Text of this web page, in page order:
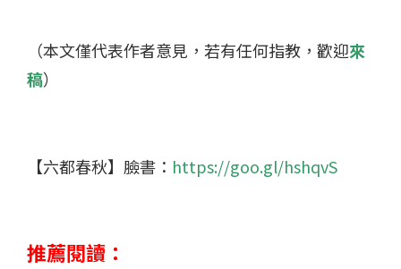
（本文僅代表作者意見，若有任何指教，歡迎來
稿）
【六都春秋】臉書： https://goo.gl/hshqvS
推薦閱讀：